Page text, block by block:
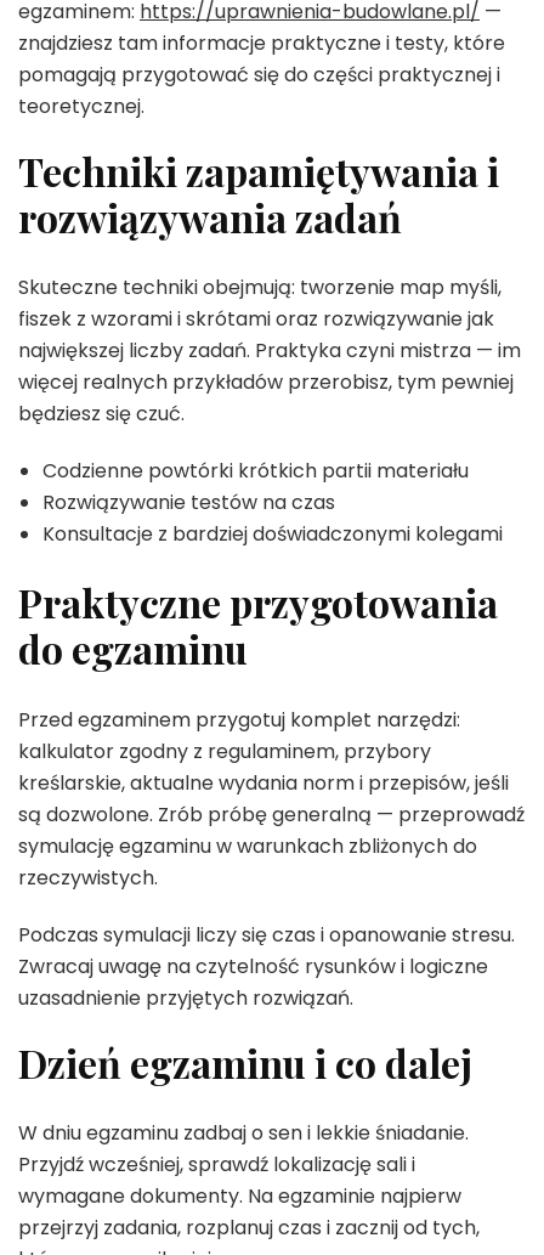
egzaminem: https://uprawnienia-budowlane.pl/ —
znajdziesz tam informacje praktyczne i testy, które
pomagają przygotować się do części praktycznej i
teoretycznej.
Techniki zapamiętywania i
rozwiązywania zadań
Skuteczne techniki obejmują: tworzenie map myśli,
fiszek z wzorami i skrótami oraz rozwiązywanie jak
największej liczby zadań. Praktyka czyni mistrza — im
więcej realnych przykładów przerobisz, tym pewniej
będziesz się czuć.
Codzienne powtórki krótkich partii materiału
Rozwiązywanie testów na czas
Konsultacje z bardziej doświadczonymi kolegami
Praktyczne przygotowania
do egzaminu
Przed egzaminem przygotuj komplet narzędzi:
kalkulator zgodny z regulaminem, przybory
kreślarskie, aktualne wydania norm i przepisów, jeśli
są dozwolone. Zrób próbę generalną — przeprowadź
symulację egzaminu w warunkach zbliżonych do
rzeczywistych.
Podczas symulacji liczy się czas i opanowanie stresu.
Zwracaj uwagę na czytelność rysunków i logiczne
uzasadnienie przyjętych rozwiązań.
Dzień egzaminu i co dalej
W dniu egzaminu zadbaj o sen i lekkie śniadanie.
Przyjdź wcześniej, sprawdź lokalizację sali i
wymagane dokumenty. Na egzaminie najpierw
przejrzyj zadania, rozplanuj czas i zacznij od tych,